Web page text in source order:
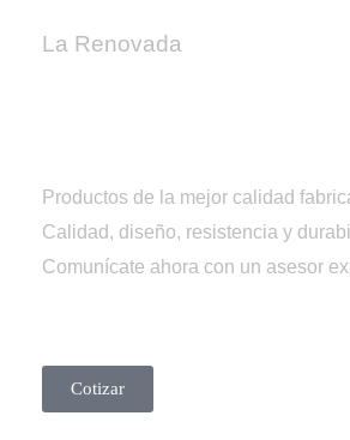
La Renovada
Productos de la mejor calidad
Calidad, diseño, resistencia y
Comunícate ahora con un asesor
Cotizar